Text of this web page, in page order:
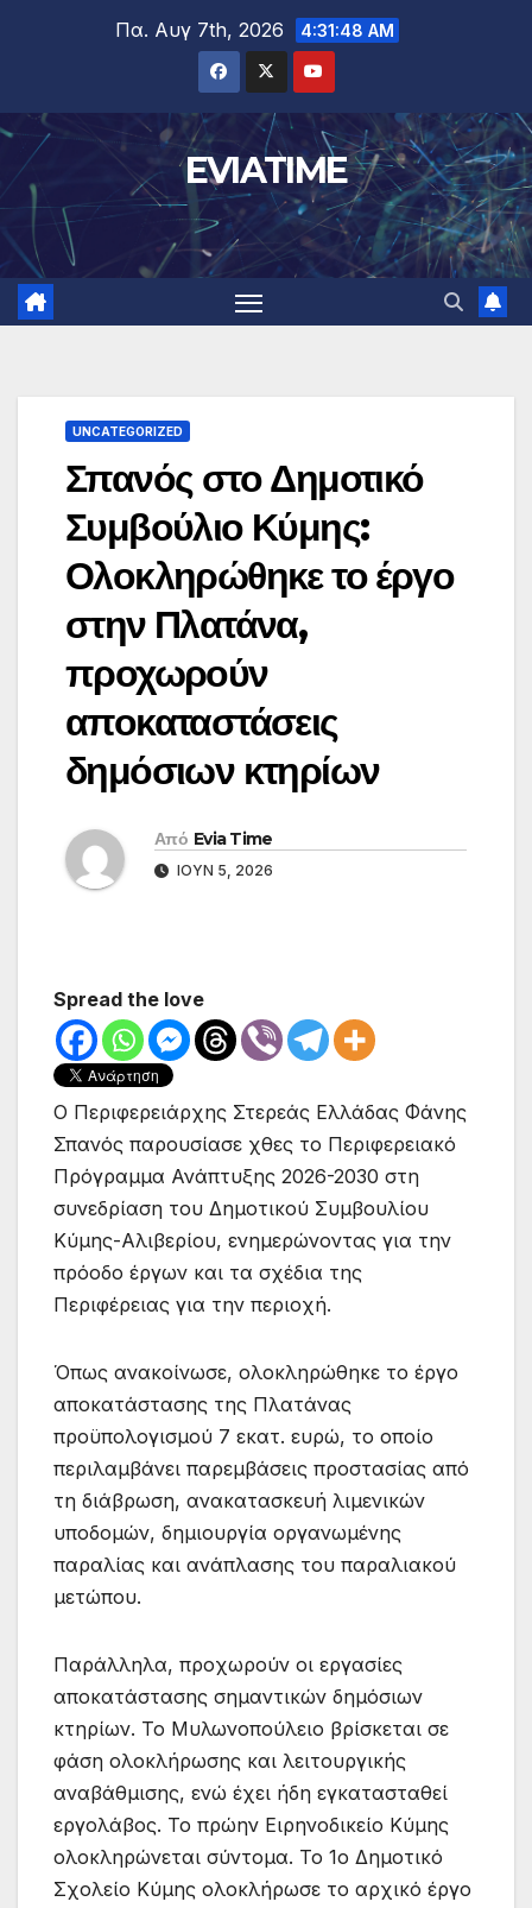
Πα. Αυγ 7th, 2026 4:31:48 AM
EVIATIME
UNCATEGORIZED
Σπανός στο Δημοτικό
Συμβούλιο Κύμης:
Ολοκληρώθηκε το έργο
στην Πλατάνα,
προχωρούν
αποκαταστάσεις
δημόσιων κτηρίων
Από Evia Time
ΙΟΎΝ 5, 2026
Spread the love
Ο Περιφερειάρχης Στερεάς Ελλάδας Φάνης
Σπανός παρουσίασε χθες το Περιφερειακό
Πρόγραμμα Ανάπτυξης 2026-2030 στη
συνεδρίαση του Δημοτικού Συμβουλίου
Κύμης-Αλιβερίου, ενημερώνοντας για την
πρόοδο έργων και τα σχέδια της
Περιφέρειας για την περιοχή.
Όπως ανακοίνωσε, ολοκληρώθηκε το έργο
αποκατάστασης της Πλατάνας
προϋπολογισμού 7 εκατ. ευρώ, το οποίο
περιλαμβάνει παρεμβάσεις προστασίας από
τη διάβρωση, ανακατασκευή λιμενικών
υποδομών, δημιουργία οργανωμένης
παραλίας και ανάπλασης του παραλιακού
μετώπου.
Παράλληλα, προχωρούν οι εργασίες
αποκατάστασης σημαντικών δημόσιων
κτηρίων. Το Μυλωνοπούλειο βρίσκεται σε
φάση ολοκλήρωσης και λειτουργικής
αναβάθμισης, ενώ έχει ήδη εγκατασταθεί
εργολάβος. Το πρώην Ειρηνοδικείο Κύμης
ολοκληρώνεται σύντομα. Το 1ο Δημοτικό
Σχολείο Κύμης ολοκλήρωσε το αρχικό έργο